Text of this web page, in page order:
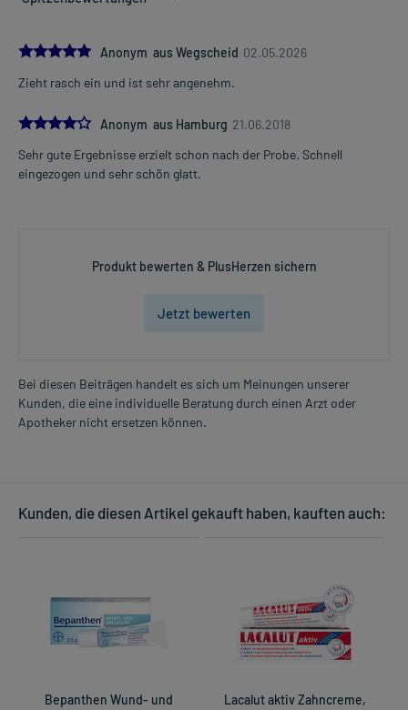
5.0Anonym aus Wegscheid 02.05.2026
Zieht rasch ein und ist sehr angenehm.
4.0Anonym aus Hamburg 21.06.2018
Sehr gute Ergebnisse erzielt schon nach der Probe. Schnell
eingezogen und sehr schön glatt.
Produkt bewerten & PlusHerzen sichern
Jetzt bewerten
Bei diesen Beiträgen handelt es sich um Meinungen unserer
Kunden, die eine individuelle Beratung durch einen Arzt oder
Apotheker nicht ersetzen können.
Kunden, die diesen Artikel gekauft haben, kauften auch:
Bepanthen Wund- und
Lacalut aktiv Zahncreme,